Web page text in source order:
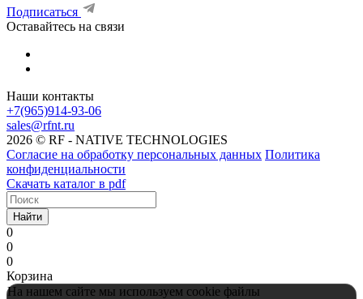
Подписаться
Оставайтесь на связи
Наши контакты
+7(965)914-93-06
sales@rfnt.ru
2026 © RF - NATIVE TECHNOLOGIES
Согласие на обработку персональных данных Политика
конфиденциальности
Скачать каталог в pdf
Найти
0
0
0
Корзина
На нашем сайте мы используем cookie файлы